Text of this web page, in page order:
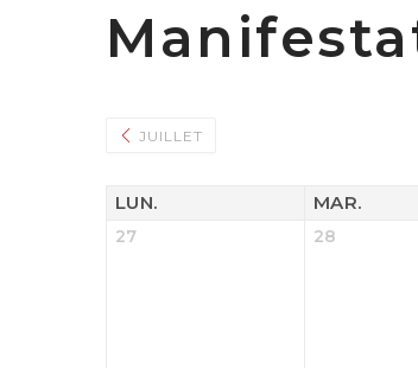
JUILLET
LUN. MAR.
27 28